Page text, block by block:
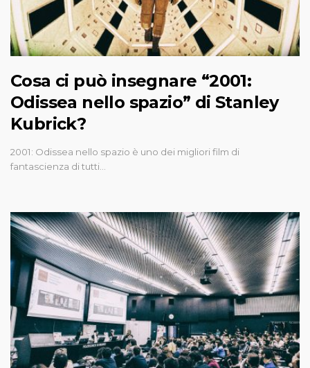
Cosa ci può insegnare “2001:
Odissea nello spazio” di Stanley
Kubrick?
2001: Odissea nello spazio è uno dei migliori film di
fantascienza di tutti…